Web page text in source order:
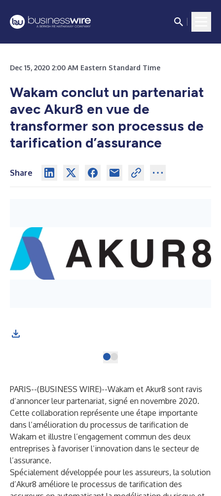
Dec 15, 2020 2:00 AM Eastern Standard Time
Wakam conclut un partenariat
avec Akur8 en vue de
transformer son processus de
tarification d’assurance
Share
PARIS--(BUSINESS WIRE)--Wakam et Akur8 sont ravis
d’annoncer leur partenariat, signé en novembre 2020.
Cette collaboration représente une étape importante
dans l’amélioration du processus de tarification de
Wakam et illustre l’engagement commun des deux
entreprises à favoriser l’innovation dans le secteur de
l’assurance.
Spécialement développée pour les assureurs, la solution
d’Akur8 améliore le processus de tarification des